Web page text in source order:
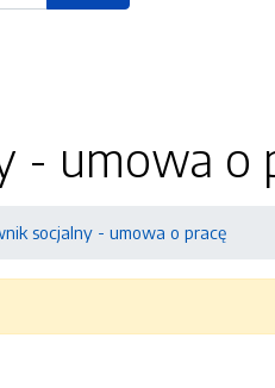
- umowa o
socjalny - umowa o pracę